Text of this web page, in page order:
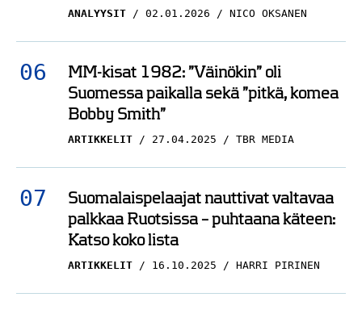
ANALYYSIT 02.01.2026 NICO OKSANEN
MM-kisat 1982: ”Väinökin” oli
Suomessa paikalla sekä ”pitkä, komea
Bobby Smith”
ARTIKKELIT 27.04.2025 TBR MEDIA
Suomalaispelaajat nauttivat valtavaa
palkkaa Ruotsissa – puhtaana käteen:
Katso koko lista
ARTIKKELIT 16.10.2025 HARRI PIRINEN